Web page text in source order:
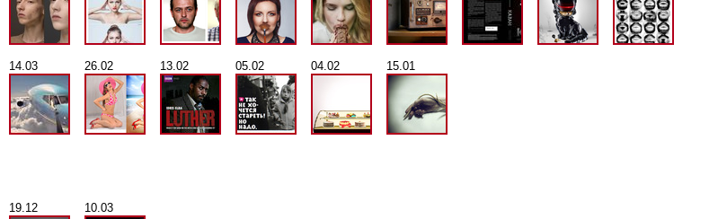
14.03 26.02 13.02 05.02 04.02 15.01
19.12 10.03